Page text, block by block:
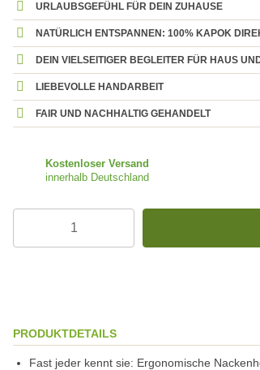
URLAUBSGEFÜHL FÜR DEIN ZUHAUSE
NATÜRLICH ENTSPANNEN: 100% KAPOK
DEIN VIELSEITIGER BEGLEITER FÜR HAUS
LIEBEVOLLE HANDARBEIT
FAIR UND NACHHALTIG GEHANDELT
Kostenloser Versand
innerhalb Deutschland
PRODUKTDETAILS
Fast jeder kennt sie: Ergonomische